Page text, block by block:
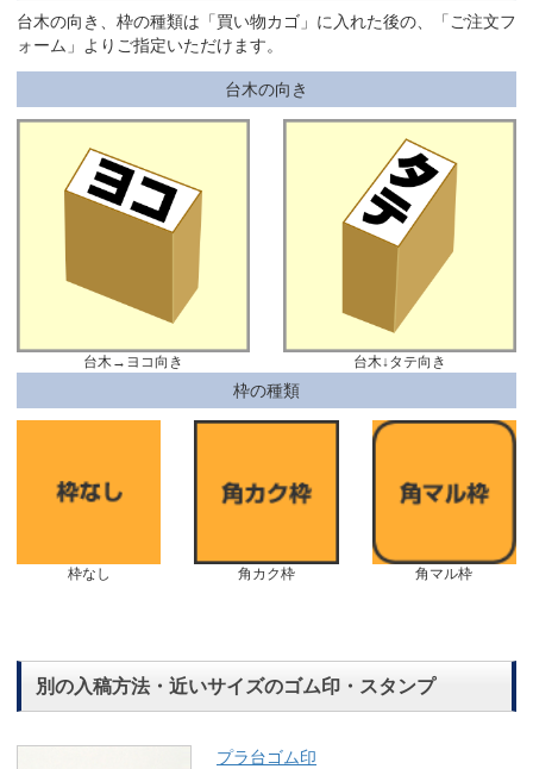
台木の向き、枠の種類は「買い物カゴ」に入れた後の、「ご注文フ
ォーム」よりご指定いただけます。
台木の向き
台木→ヨコ向き 台木↓タテ向き
枠の種類
枠なし 角カク枠 角マル枠
別の入稿方法・近いサイズのゴム印・スタンプ
プラ台ゴム印